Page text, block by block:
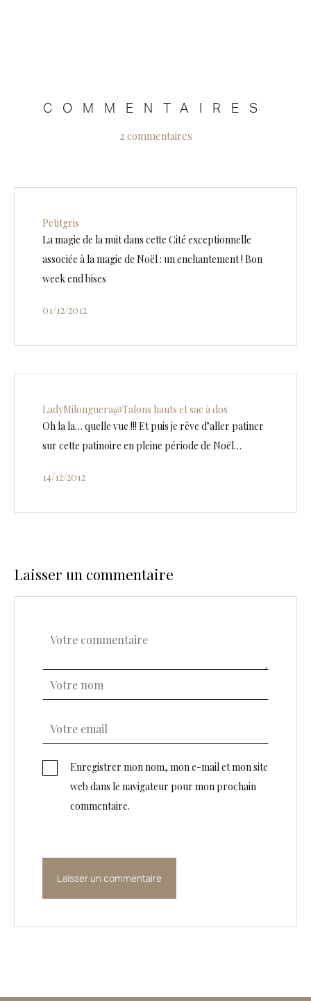
COMMENTAIRES
2 commentaires
Petitgris
La magie de la nuit dans cette Cité exceptionnelle
associée à la magie de Noël : un enchantement ! Bon
week end bises
01/12/2012
LadyMilonguera@Talons hauts et sac à dos
Oh la la… quelle vue !!! Et puis je rêve d’aller patiner
sur cette patinoire en pleine période de Noël…
14/12/2012
Laisser un commentaire
Enregistrer mon nom, mon e-mail et mon site
web dans le navigateur pour mon prochain
commentaire.